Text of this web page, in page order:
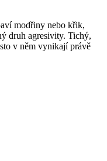
modřiny nebo křik,
druh agresivity. Tichý,
v něm vynikají právě